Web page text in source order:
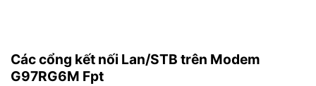
Các cổng kết nối Lan/STB trên Modem
G97RG6M Fpt